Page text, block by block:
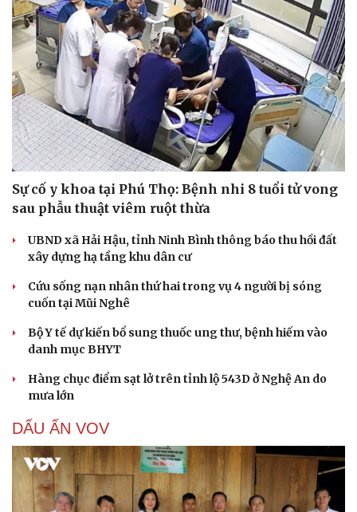
Săn Tour
check-in
Đọc truyện đêm khuya
Cửa sổ tình yêu
Kể chuyện cho bé
Hạt giống tâm hồn
Sự cố y khoa tại Phú Thọ: Bệnh nhi 8 tuổi tử vong
sau phẫu thuật viêm ruột thừa
UBND xã Hải Hậu, tỉnh Ninh Bình thông báo thu hồi đất
xây dựng hạ tầng khu dân cư
Cứu sống nạn nhân thứ hai trong vụ 4 người bị sóng
cuốn tại Mũi Nghê
Bộ Y tế dự kiến bổ sung thuốc ung thư, bệnh hiếm vào
danh mục BHYT
Hàng chục điểm sạt lở trên tỉnh lộ 543D ở Nghệ An do
mưa lớn
DẤU ẤN VOV